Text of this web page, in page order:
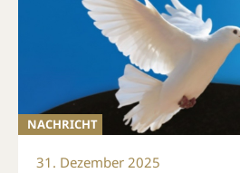
NACHRICHT
31. Dezember 2025